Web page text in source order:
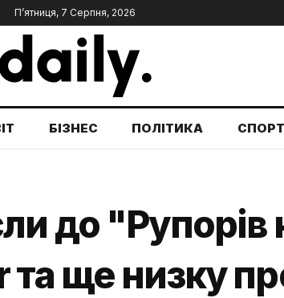
П’ятниця, 7 Серпня, 2026
БІЗНЕС ПОЛІТИКА СПОРТ
до
ще низку